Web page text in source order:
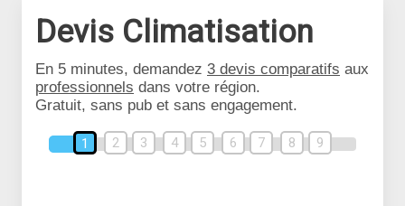
Devis Climatisation
En 5 minutes, demandez 3 devis comparatifs aux
professionnels dans votre région.
Gratuit, sans pub et sans engagement.
1 2 3 4 5 6 7 8 9